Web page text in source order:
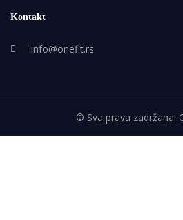
Kontakt
info@onefit.rs
© Sva prava zadržana.